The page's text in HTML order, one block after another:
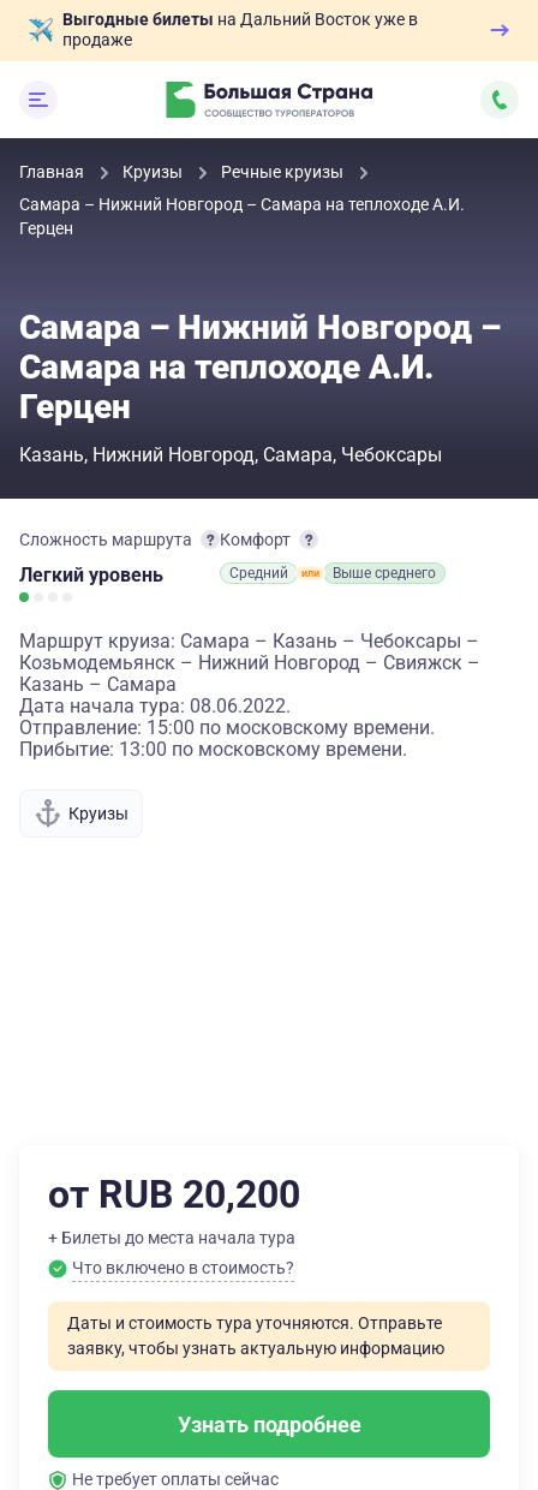
Выгодные билеты на Дальний Восток уже в
продаже
Главная Круизы
Речные круизы
Самара – Нижний Новгород – Самара на теплоходе А.И.
Герцен
Самара – Нижний Новгород –
Самара на теплоходе А.И.
Герцен
Казань Нижний Новгород Самара Чебоксары
Сложность маршрута
Легкий уровень
Комфорт
Средний Выше среднего
Маршрут круиза: Самара – Казань – Чебоксары –
Козьмодемьянск – Нижний Новгород – Свияжск –
Казань – Самара
Дата начала тура: 08.06.2022.
Отправление: 15:00 по московскому времени.
Прибытие: 13:00 по московскому времени.
Круизы
от RUB 20,200
+ Билеты до места начала тура
Что включено в стоимость?
Даты и стоимость тура уточняются. Отправьте
заявку, чтобы узнать актуальную информацию
Узнать подробнее
Не требует оплаты сейчас